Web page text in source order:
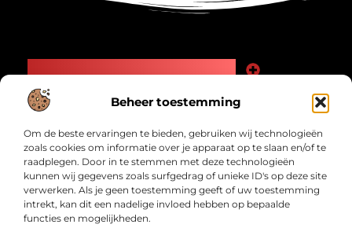
Beheer toestemming
Om de beste ervaringen te bieden, gebruiken wij technologieën
zoals cookies om informatie over je apparaat op te slaan en/of te
raadplegen. Door in te stemmen met deze technologieën
kunnen wij gegevens zoals surfgedrag of unieke ID's op deze site
verwerken. Als je geen toestemming geeft of uw toestemming
intrekt, kan dit een nadelige invloed hebben op bepaalde
functies en mogelijkheden.
Bericht categorie